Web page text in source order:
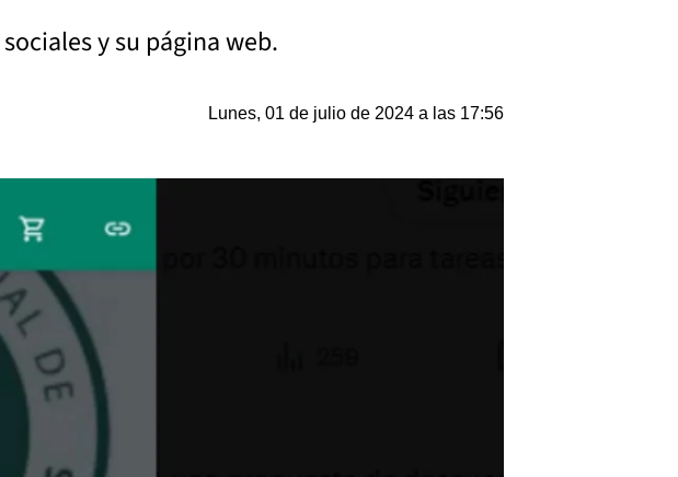
y su página web.
Lunes, 01 de julio de 2024 a las 17:56